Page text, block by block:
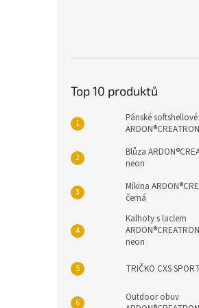
Top 10 produktů
Pánské
Blůza
neon
Mikina
černá
Kalhoty s laclem
neon
TRIČKO CXS
Outdoor obuv